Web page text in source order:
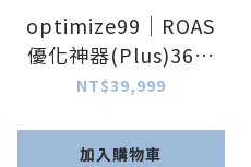
optimize99｜ROAS
優化神器(Plus)365/
日-定期購
NT$39,999
加入購物車